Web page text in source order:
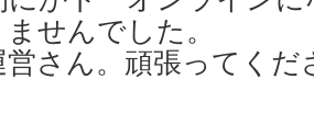
せんでした。
営さん。頑張ってく